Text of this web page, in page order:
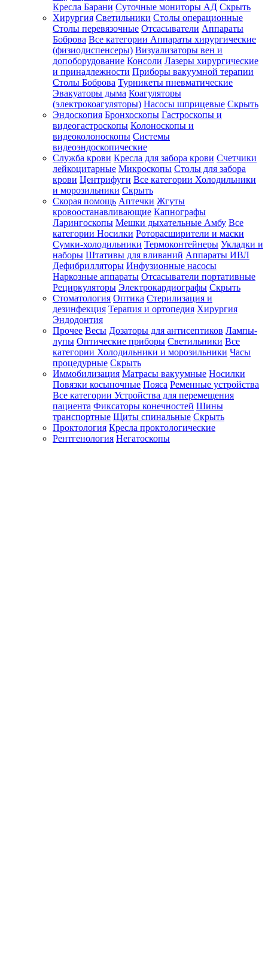
Кресла Барани Суточные мониторы АД Скрыть
Хирургия Светильники Столы операционные
Столы перевязочные Отсасыватели Аппараты
Боброва Все категории Аппараты хирургические
(физиодиспенсеры) Визуализаторы вен и
допоборудование Консоли Лазеры хирургические
и принадлежности Приборы вакуумной терапии
Столы Боброва Турникеты пневматические
Эвакуаторы дыма Коагуляторы
(электрокоагуляторы) Насосы шприцевые Скрыть
Эндоскопия Бронхоскопы Гастроскопы и
видеогастроскопы Колоноскопы и
видеоколоноскопы Системы
видеоэндоскопические
Служба крови Кресла для забора крови Счетчики
лейкоцитарные Микроскопы Столы для забора
крови Центрифуги Все категории Холодильники
и морозильники Скрыть
Скорая помощь Аптечки Жгуты
кровоостанавливающие Капнографы
Ларингоскопы Мешки дыхательные Амбу Все
категории Носилки Роторасширители и маски
Сумки-холодильники Термоконтейнеры Укладки и
наборы Штативы для вливаний Аппараты ИВЛ
Дефибрилляторы Инфузионные насосы
Наркозные аппараты Отсасыватели портативные
Рециркуляторы Электрокардиографы Скрыть
Стоматология Оптика Стерилизация и
дезинфекция Терапия и ортопедия Хирургия
Эндодонтия
Прочее Весы Дозаторы для антисептиков Лампы-
лупы Оптические приборы Светильники Все
категории Холодильники и морозильники Часы
процедурные Скрыть
Иммобилизация Матрасы вакуумные Носилки
Повязки косыночные Пояса Ременные устройства
Все категории Устройства для перемещения
пациента Фиксаторы конечностей Шины
транспортные Щиты спинальные Скрыть
Проктология Кресла проктологические
Рентгенология Негатоскопы